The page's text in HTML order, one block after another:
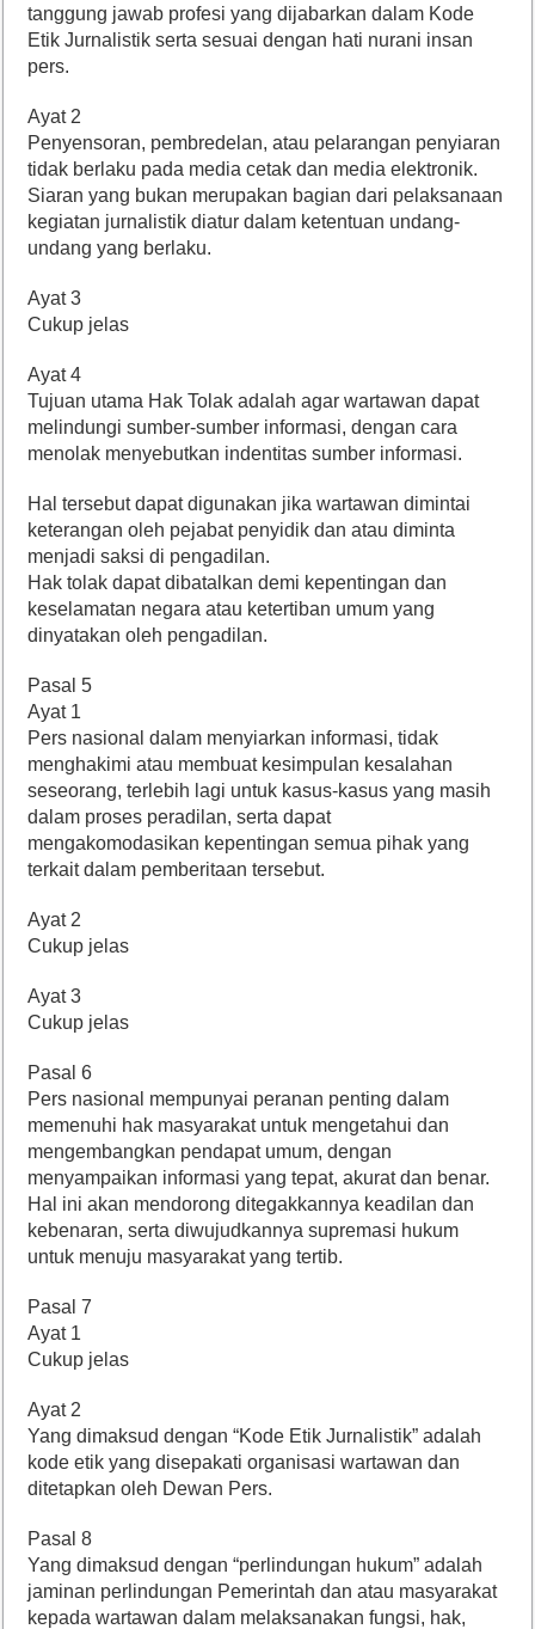
tanggung jawab profesi yang dijabarkan dalam Kode
Etik Jurnalistik serta sesuai dengan hati nurani insan
pers.
Ayat 2
Penyensoran, pembredelan, atau pelarangan penyiaran
tidak berlaku pada media cetak dan media elektronik.
Siaran yang bukan merupakan bagian dari pelaksanaan
kegiatan jurnalistik diatur dalam ketentuan undang-
undang yang berlaku.
Ayat 3
Cukup jelas
Ayat 4
Tujuan utama Hak Tolak adalah agar wartawan dapat
melindungi sumber-sumber informasi, dengan cara
menolak menyebutkan indentitas sumber informasi.
Hal tersebut dapat digunakan jika wartawan dimintai
keterangan oleh pejabat penyidik dan atau diminta
menjadi saksi di pengadilan.
Hak tolak dapat dibatalkan demi kepentingan dan
keselamatan negara atau ketertiban umum yang
dinyatakan oleh pengadilan.
Pasal 5
Ayat 1
Pers nasional dalam menyiarkan informasi, tidak
menghakimi atau membuat kesimpulan kesalahan
seseorang, terlebih lagi untuk kasus-kasus yang masih
dalam proses peradilan, serta dapat
mengakomodasikan kepentingan semua pihak yang
terkait dalam pemberitaan tersebut.
Ayat 2
Cukup jelas
Ayat 3
Cukup jelas
Pasal 6
Pers nasional mempunyai peranan penting dalam
memenuhi hak masyarakat untuk mengetahui dan
mengembangkan pendapat umum, dengan
menyampaikan informasi yang tepat, akurat dan benar.
Hal ini akan mendorong ditegakkannya keadilan dan
kebenaran, serta diwujudkannya supremasi hukum
untuk menuju masyarakat yang tertib.
Pasal 7
Ayat 1
Cukup jelas
Ayat 2
Yang dimaksud dengan “Kode Etik Jurnalistik” adalah
kode etik yang disepakati organisasi wartawan dan
ditetapkan oleh Dewan Pers.
Pasal 8
Yang dimaksud dengan “perlindungan hukum” adalah
jaminan perlindungan Pemerintah dan atau masyarakat
kepada wartawan dalam melaksanakan fungsi, hak,